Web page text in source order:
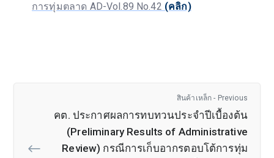
การทุ่มตลาด AD-Vol.89 No.42 (คลิก)
สินค้าเหล็ก - Previous
คต. ประกาศผลการทบทวนประจำปีเบื้องต้น
(Preliminary Results of Administrative
Review) กรณีการเก็บอากรตอบโต้การทุ่ม